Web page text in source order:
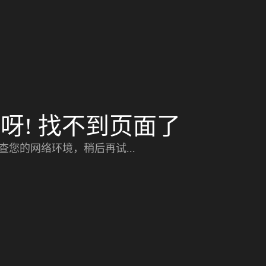
! 找不到页面了
您的网络环境，稍后再试...